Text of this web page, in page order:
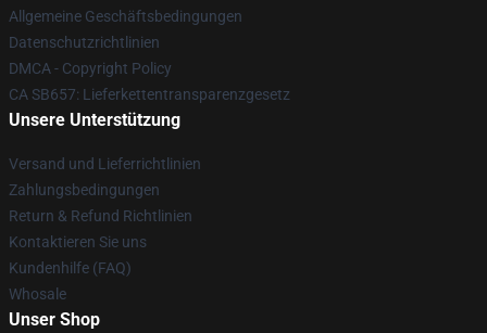
Allgemeine Geschäftsbedingungen
Datenschutzrichtlinien
DMCA - Copyright Policy
CA SB657: Lieferkettentransparenzgesetz
Unsere Unterstützung
Versand und Lieferrichtlinien
Zahlungsbedingungen
Return & Refund Richtlinien
Kontaktieren Sie uns
Kundenhilfe (FAQ)
Whosale
Unser Shop